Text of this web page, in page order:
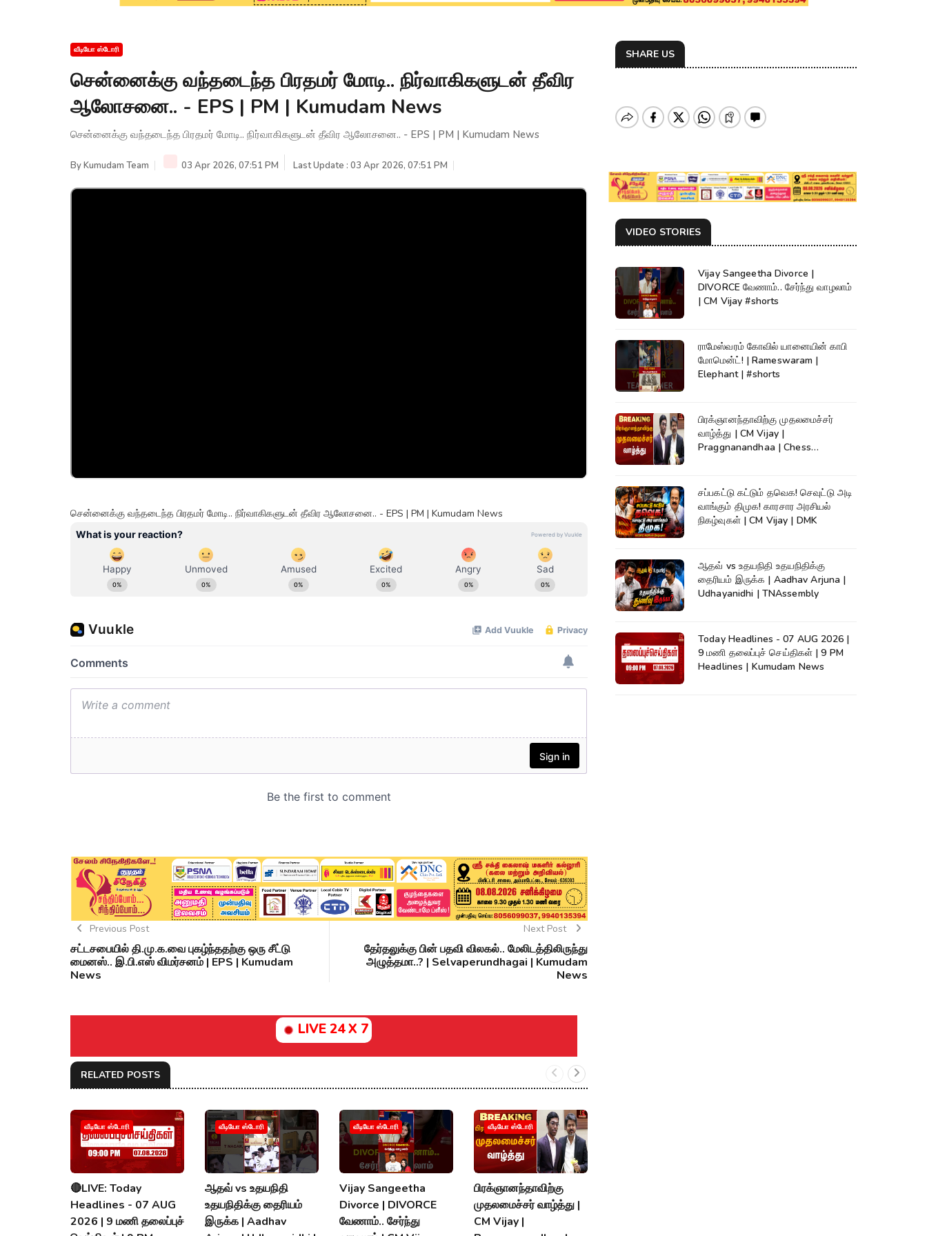
வீடியோ ஸ்டோரி
சென்னைக்கு வந்தடைந்த பிரதமர் மோடி.. நிர்வாகிகளுடன் தீவிர
ஆலோசனை.. - EPS | PM | Kumudam News
சென்னைக்கு வந்தடைந்த பிரதமர் மோடி.. நிர்வாகிகளுடன் தீவிர ஆலோசனை.. - EPS | PM | Kumudam News
ByKumudam Team 03 Apr 2026, 07:51 PM Last Update : 03 Apr 2026, 07:51 PM
சென்னைக்கு வந்தடைந்த பிரதமர் மோடி.. நிர்வாகிகளுடன் தீவிர ஆலோசனை.. - EPS | PM | Kumudam News
Previous Post
சட்டசபையில் தி.மு.க.வை புகழ்ந்ததற்கு ஒரு சீட்டு
மைனஸ்.. இ.பி.எஸ் விமர்சனம் | EPS | Kumudam
News
Next Post
தேர்தலுக்கு பின் பதவி விலகல்.. மேலிடத்திலிருந்து
அழுத்தமா..? | Selvaperundhagai | Kumudam
News
LIVE 24 X 7
RELATED POSTS
வீடியோ ஸ்டோரி
🔴LIVE: Today
Headlines - 07 AUG
2026 | 9 மணி தலைப்புச்
வீடியோ ஸ்டோரி
ஆதவ் vs உதயநிதி
உதயநிதிக்கு தைரியம்
இருக்க | Aadhav
வீடியோ ஸ்டோரி
Vijay Sangeetha
Divorce | DIVORCE
வேணாம்.. சேர்ந்து
வீடியோ ஸ்டோரி
பிரக்ஞானந்தாவிற்கு
முதலமைச்சர் வாழ்த்து |
CM Vijay |
SHARE US
VIDEO STORIES
Vijay Sangeetha Divorce |
DIVORCE வேணாம்.. சேர்ந்து வாழலாம்
| CM Vijay #shorts
ராமேஸ்வரம் கோவில் யானையின் காபி
மோமென்ட்! | Rameswaram |
Elephant | #shorts
பிரக்ஞானந்தாவிற்கு முதலமைச்சர்
வாழ்த்து | CM Vijay |
Praggnanandhaa | Chess
சப்பகட்டு கட்டும் தவெக! செவுட்டு அடி
வாங்கும் திமுக! காரசார அரசியல்
நிகழ்வுகள் | CM Vijay | DMK
ஆதவ் vs உதயநிதி உதயநிதிக்கு
தைரியம் இருக்க | Aadhav Arjuna |
Udhayanidhi | TNAssembly
Today Headlines - 07 AUG 2026 |
9 மணி தலைப்புச் செய்திகள் | 9 PM
Headlines | Kumudam News